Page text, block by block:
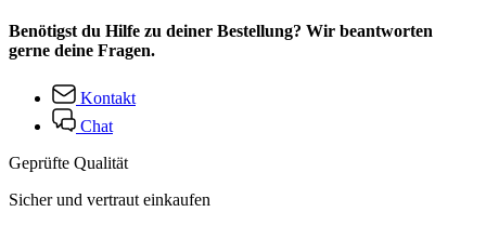
Benötigst du Hilfe zu deiner Bestellung? Wir beantworten
gerne deine Fragen.
Kontakt
Chat
Geprüfte Qualität
Sicher und vertraut einkaufen